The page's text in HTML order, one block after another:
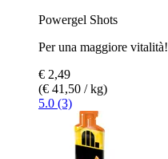
Powergel Shots
Per una maggiore vitalità!
€ 2,49
(€ 41,50 / kg)
5.0 (3)